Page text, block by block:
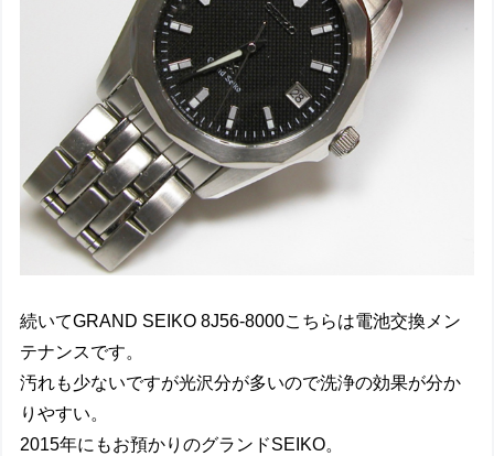
続いてGRAND SEIKO 8J56-8000こちらは電池交換メン
テナンスです。
汚れも少ないですが光沢分が多いので洗浄の効果が分か
りやすい。
2015年にもお預かりのグランドSEIKO。